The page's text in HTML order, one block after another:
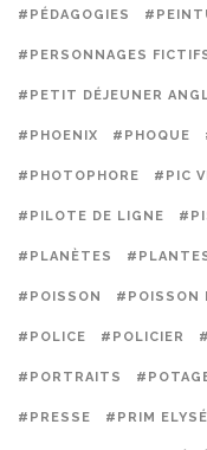
#PÉDAGOGIES
#PERSONNAGES
#PETIT DÉJEUNER
#PHOENIX #PHOQUE
#PHOTOPHORE #PIC
#PILOTE DE LIGNE
#PLANÈTES
#POISSON #POISSON
#POLICE #POLICIER
#PORTRAITS
#PRESSE #PRIM